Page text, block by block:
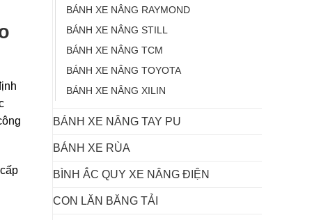
BÁNH XE NÂNG RAYMOND
BÁNH XE NÂNG STILL
BÁNH XE NÂNG TCM
BÁNH XE NÂNG TOYOTA
BÁNH XE NÂNG XILIN
BÁNH XE NÂNG TAY PU
BÁNH XE RÙA
BÌNH ẮC QUY XE NÂNG ĐIỆN
CON LĂN BĂNG TẢI